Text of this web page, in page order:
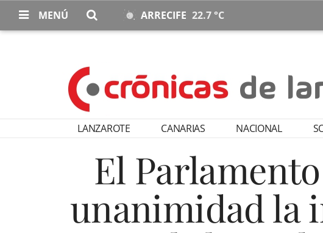
MENÚ ARRECIFE 22.7 °C
LANZAROTE CANARIAS NACIONAL
El
unanimidad la